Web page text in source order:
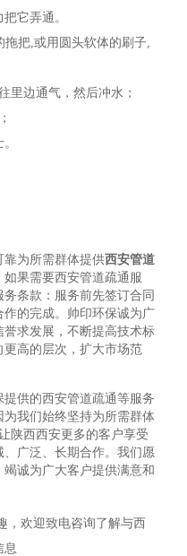
它弄通。
拖把,或用圆头软体的刷子,
里边通气，然后冲水；
靠为所需群体提供西安管道
果需要西安管道疏通服
条款：服务前先签订合同
的完成。帅印环保诚为广
求发展，不断提高技术标
高的层次，扩大市场范
供的西安管道疏通等服务
我们始终坚持为所需群体
陕西西安更多的客户享受
广泛、长期合作。我们愿
诚为广大客户提供满意和
，欢迎致电咨询了解与西
息